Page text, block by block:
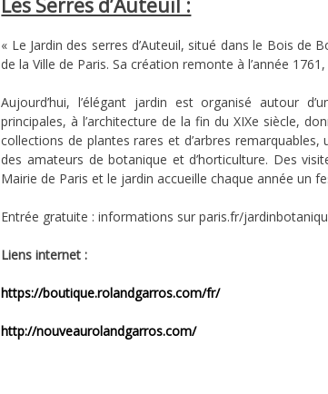
Les Serres d’Auteuil :
« Le Jardin des serres d’Auteuil, situé dans le Bois de
de la Ville de Paris. Sa création remonte à l’année
Aujourd’hui, l’élégant jardin est organisé autour
principales, à l’architecture de la fin du XIXe siècle,
collections de plantes rares et d’arbres
des amateurs de botanique et d’horticulture. Des
Mairie de Paris et le jardin accueille chaque année un
Entrée gratuite : informations sur paris.fr/
Liens internet :
https://boutique.rolandgarros.com/fr/
http://nouveaurolandgarros.com/